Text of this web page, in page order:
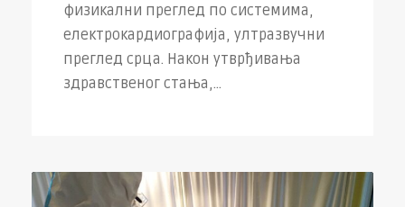
физикални преглед по системима,
електрокардиографија, ултразвучни
преглед срца. Након утврђивања
здравственог стања,...